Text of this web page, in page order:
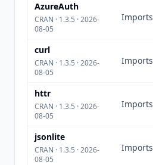
AzureAuth
CRAN · 1.3.5 · 2026-
08-05
Imports
curl
CRAN · 1.3.5 · 2026-
08-05
Imports
httr
CRAN · 1.3.5 · 2026-
08-05
Imports
jsonlite
CRAN · 1.3.5 · 2026-
08-05
Imports